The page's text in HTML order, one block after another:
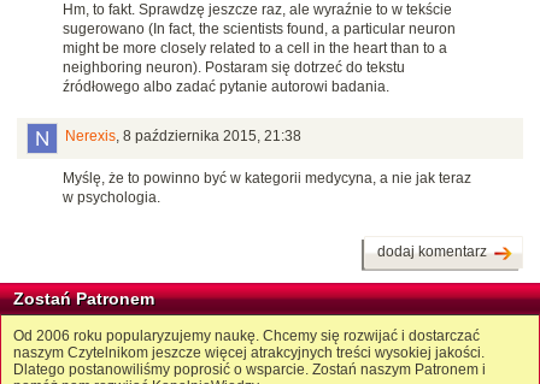
Hm, to fakt. Sprawdzę jeszcze raz, ale wyraźnie to w tekście
sugerowano (In fact, the scientists found, a particular neuron
might be more closely related to a cell in the heart than to a
neighboring neuron). Postaram się dotrzeć do tekstu
źródłowego albo zadać pytanie autorowi badania.
Nerexis, 8 października 2015, 21:38
Myślę, że to powinno być w kategorii medycyna, a nie jak teraz
w psychologia.
dodaj komentarz
Zostań Patronem
Od 2006 roku popularyzujemy naukę. Chcemy się rozwijać i dostarczać
naszym Czytelnikom jeszcze więcej atrakcyjnych treści wysokiej jakości.
Dlatego postanowiliśmy poprosić o wsparcie. Zostań naszym Patronem i